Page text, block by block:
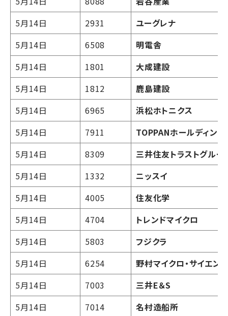
5月14日
2931
ユーグレナ
5月14日
6508
明電舎
5月14日
1801
大成建設
5月14日
1812
鹿島建設
5月14日
6965
浜松ホトニクス
5月14日
7911
TOPPANホールディング
5月14日
8309
三井住友トラストグルー
5月14日
1332
ニッスイ
5月14日
4005
住友化学
5月14日
4704
トレンドマイクロ
5月14日
5803
フジクラ
5月14日
6254
野村マイクロ・サイエンス
5月14日
7003
三井E＆S
5月14日
7014
名村造船所